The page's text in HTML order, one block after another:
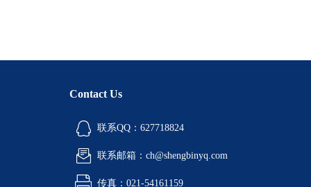
Contact Us
联系QQ：627718824
联系邮箱：ch@shengbinyq.com
传真：021-54161159